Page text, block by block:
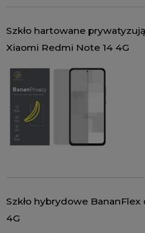
Szkło hartowane
Xiaomi Redmi Note 14 4G
Szkło hybrydowe
4G